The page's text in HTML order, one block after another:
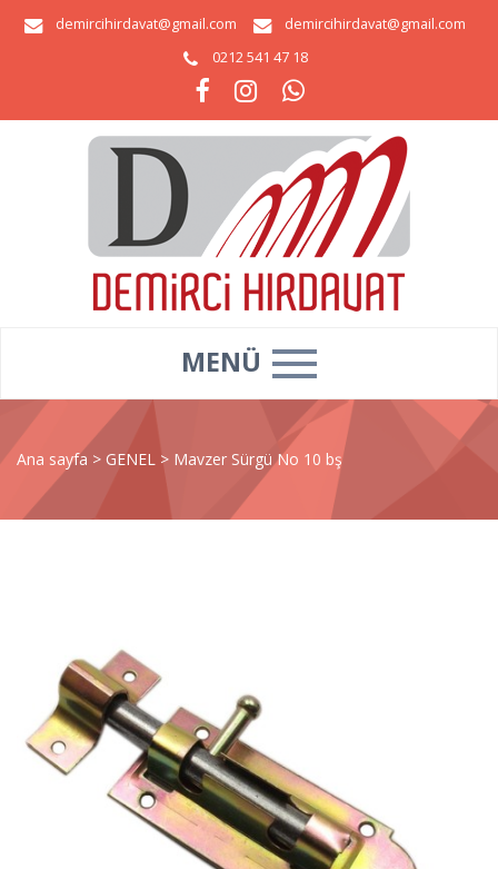
demircihirdavat@gmail.com
demircihirdavat@gmail.com
0212 541 47 18
MENÜ
Ana sayfa > GENEL > Mavzer Sürgü No 10 bş